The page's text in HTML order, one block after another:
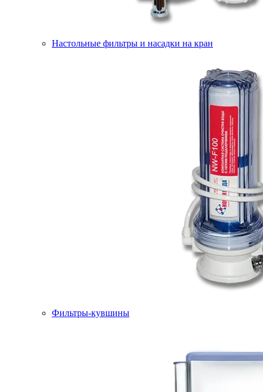
Настольные фильтры и насадки на кран
Фильтры-кувшины